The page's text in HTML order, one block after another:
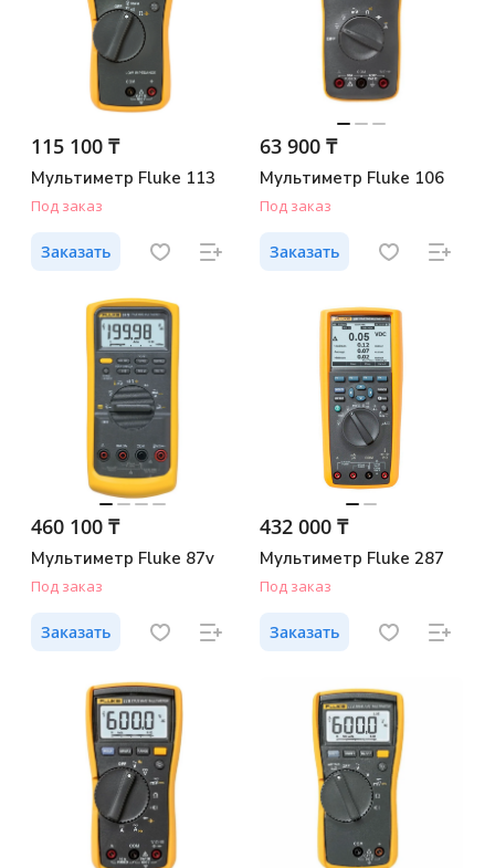
115 100 ₸
Мультиметр Fluke 113
Под заказ
Заказать
63 900 ₸
Мультиметр Fluke 106
Под заказ
Заказать
460 100 ₸
Мультиметр Fluke 87v
Под заказ
Заказать
432 000 ₸
Мультиметр Fluke 287
Под заказ
Заказать